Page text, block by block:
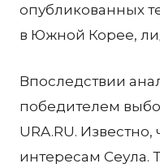
опубликованных
в Южной Корее,
Впоследствии
победителем
URA.RU.
интересам Сеула.